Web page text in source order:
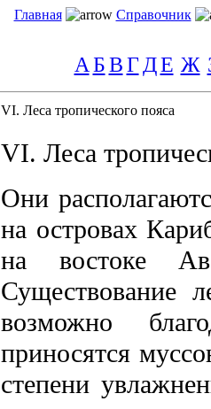
Главная Справочник
А БВГ ДЕ Ж
VI. Леса тропического пояса
VI. Леса
Они
на островах
на востоке
Существование
возможно
приносятся
степени